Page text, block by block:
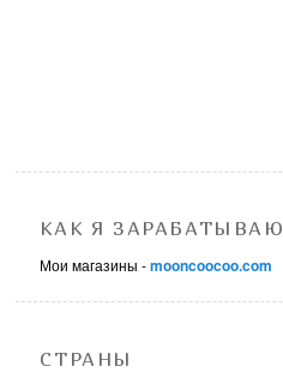
КАК Я ЗАРАБАТЫВАЮ
Мои магазины -mooncoocoo.com
СТРАНЫ